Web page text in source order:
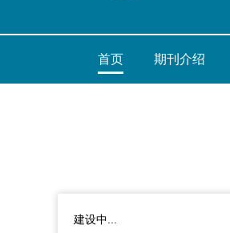
首页 期刊介绍
建设中...